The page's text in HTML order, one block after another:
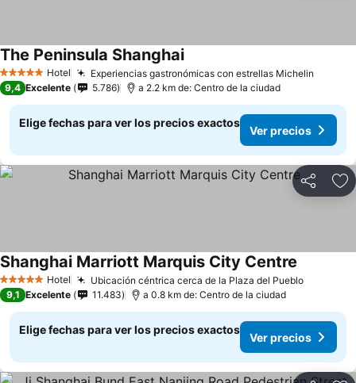
5 Estrellas Hotel Experiencias gastronómicas con estrellas Michelin
The Peninsula Shanghai
9,4 Excelente 5.786 a 2.2 km de: Centro de la ciudad
Elige fechas para ver los precios exactos
Ver precios
Compartir
5 Estrellas Hotel Ubicación céntrica cerca de la Plaza del Pueblo
Shanghai Marriott Marquis City Centre
9,1 Excelente 11.483 a 0.8 km de: Centro de la ciudad
Elige fechas para ver los precios exactos
Ver precios